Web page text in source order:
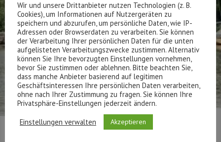
Wir und unsere Drittanbieter nutzen Technologien (z. B.
Cookies), um Informationen auf Nutzergeräten zu
speichern und abzurufen, um persönliche Daten, wie IP-
Adressen oder Browserdaten zu verarbeiten. Sie können
der Verarbeitung Ihrer persönlichen Daten für die unten
aufgelisteten Verarbeitungszwecke zustimmen. Alternativ
können Sie Ihre bevorzugten Einstellungen vornehmen,
bevor Sie zustimmen oder ablehnen. Bitte beachten Sie,
dass manche Anbieter basierend auf legitimen
Geschäftsinteressen Ihre persönlichen Daten verarbeiten,
ohne nach Ihrer Zustimmung zu fragen. Sie können Ihre
Privatsphäre-Einstellungen jederzeit ändern.
Einstellungen verwalten
Akzeptieren